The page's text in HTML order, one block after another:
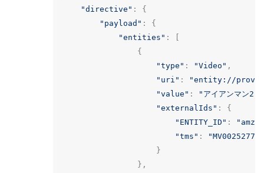
"directive" :
{
"payload" :
{
"entities" :
{
"type" : "Video" ,
"uri" :
"entity://
"value" : "アイアンマン2"
"externalIds" :
{
"ENTITY_ID" :
"tms" :
}
},